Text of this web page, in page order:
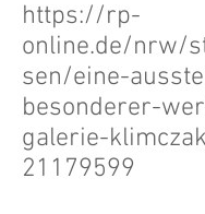
https://rp-
online.de/nrw/
sen/eine-
besonderer-
galerie-
21179599